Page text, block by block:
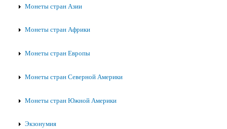
Монеты стран Азии
Монеты стран Африки
Монеты стран Европы
Монеты стран Северной Америки
Монеты стран Южной Америки
Экзонумия